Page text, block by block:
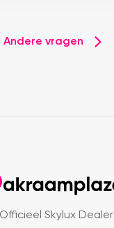
Andere vragen
Officieel Skylux Dealer